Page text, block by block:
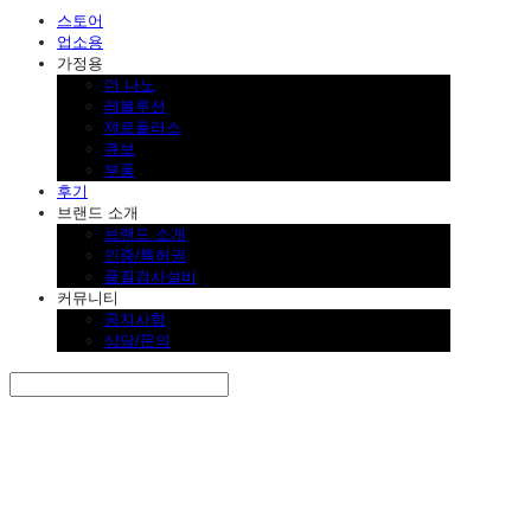
스토어
업소용
가정용
더 나노
레볼루션
제로플러스
큐브
부품
후기
브랜드 소개
브랜드 소개
인증/특허권
품질검사설비
커뮤니티
공지사항
상담/문의